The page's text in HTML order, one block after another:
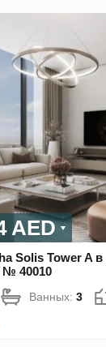
AED
Solis Tower A
№ 40010
Ванных:3